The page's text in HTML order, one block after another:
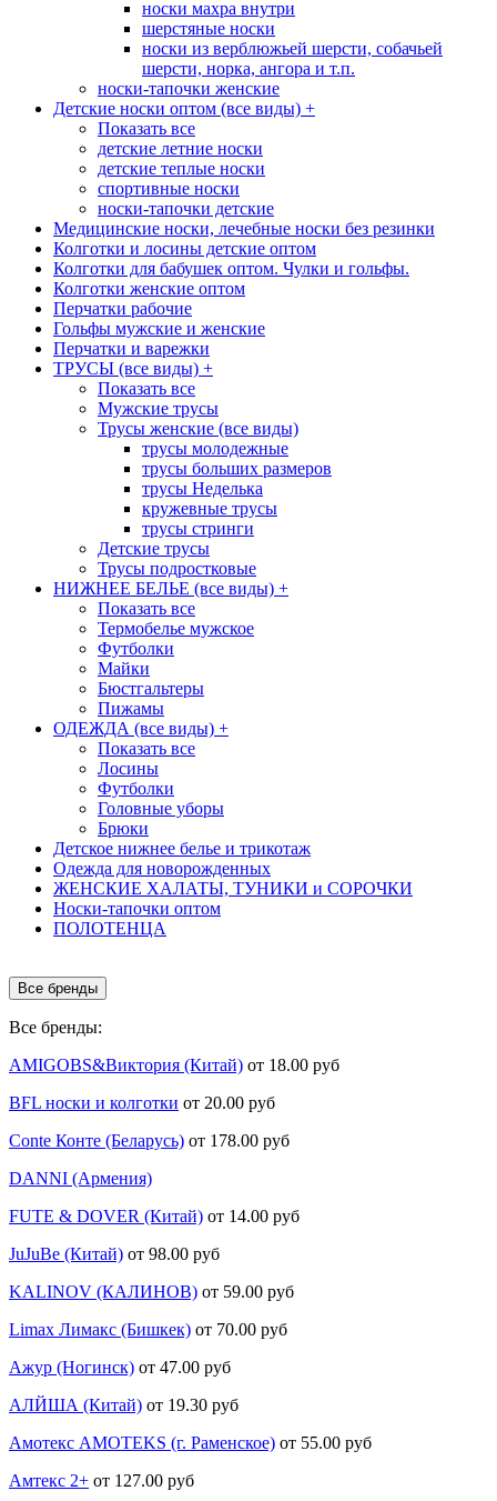
носки махра внутри
шерстяные носки
носки из верблюжьей шерсти, собачьей
шерсти, норка, ангора и т.п.
носки-тапочки женские
Детские носки оптом (все виды) +
Показать все
детские летние носки
детские теплые носки
спортивные носки
носки-тапочки детские
Медицинские носки, лечебные носки без резинки
Колготки и лосины детские оптом
Колготки для бабушек оптом. Чулки и гольфы.
Колготки женские оптом
Перчатки рабочие
Гольфы мужские и женские
Перчатки и варежки
ТРУСЫ (все виды) +
Показать все
Мужские трусы
Трусы женские (все виды)
трусы молодежные
трусы больших размеров
трусы Неделька
кружевные трусы
трусы стринги
Детские трусы
Трусы подростковые
НИЖНЕЕ БЕЛЬЕ (все виды) +
Показать все
Термобелье мужское
Футболки
Майки
Бюстгальтеры
Пижамы
ОДЕЖДА (все виды) +
Показать все
Лосины
Футболки
Головные уборы
Брюки
Детское нижнее белье и трикотаж
Одежда для новорожденных
ЖЕНСКИЕ ХАЛАТЫ, ТУНИКИ и СОРОЧКИ
Носки-тапочки оптом
ПОЛОТЕНЦА
Все бренды
Все бренды:
AMIGOBS&Виктория (Китай) от 18.00 руб
BFL носки и колготки от 20.00 руб
Conte Конте (Беларусь) от 178.00 руб
DANNI (Армения)
FUTE & DOVER (Китай) от 14.00 руб
JuJuBe (Китай) от 98.00 руб
KALINOV (КАЛИНОВ) от 59.00 руб
Limax Лимакс (Бишкек) от 70.00 руб
Ажур (Ногинск) от 47.00 руб
АЛЙША (Китай) от 19.30 руб
Амотекс AMOTEKS (г. Раменское) от 55.00 руб
Амтекс 2+ от 127.00 руб